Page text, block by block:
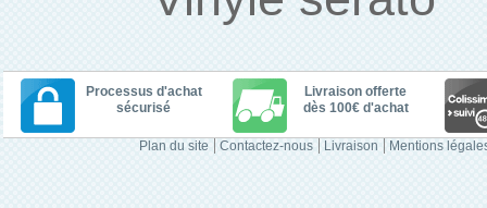
Processus d'achat
sécurisé
Livraison offerte
dès 100€ d'achat
Plan du site Contactez-nous Livraison Mentions